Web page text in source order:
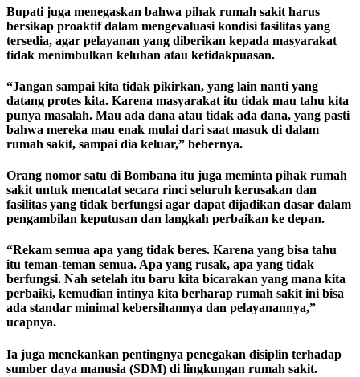
Bupati juga menegaskan bahwa pihak rumah sakit harus
bersikap proaktif dalam mengevaluasi kondisi fasilitas yang
tersedia, agar pelayanan yang diberikan kepada masyarakat
tidak menimbulkan keluhan atau ketidakpuasan.
“Jangan sampai kita tidak pikirkan, yang lain nanti yang
datang protes kita. Karena masyarakat itu tidak mau tahu kita
punya masalah. Mau ada dana atau tidak ada dana, yang pasti
bahwa mereka mau enak mulai dari saat masuk di dalam
rumah sakit, sampai dia keluar,” bebernya.
Orang nomor satu di Bombana itu juga meminta pihak rumah
sakit untuk mencatat secara rinci seluruh kerusakan dan
fasilitas yang tidak berfungsi agar dapat dijadikan dasar dalam
pengambilan keputusan dan langkah perbaikan ke depan.
“Rekam semua apa yang tidak beres. Karena yang bisa tahu
itu teman-teman semua. Apa yang rusak, apa yang tidak
berfungsi. Nah setelah itu baru kita bicarakan yang mana kita
perbaiki, kemudian intinya kita berharap rumah sakit ini bisa
ada standar minimal kebersihannya dan pelayanannya,”
ucapnya.
Ia juga menekankan pentingnya penegakan disiplin terhadap
sumber daya manusia (SDM) di lingkungan rumah sakit.